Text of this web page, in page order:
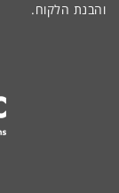
והבנת הלקוח.